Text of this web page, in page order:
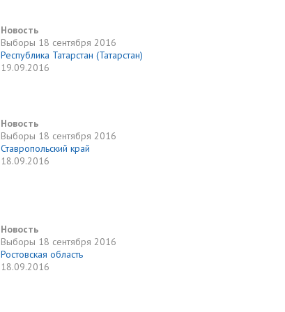
Новость
Выборы 18 сентября 2016
Республика Татарстан (Татарстан)
19.09.2016
Новость
Выборы 18 сентября 2016
Ставропольский край
18.09.2016
Новость
Выборы 18 сентября 2016
Ростовская область
18.09.2016